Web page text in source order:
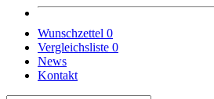
Wunschzettel 0
Vergleichsliste 0
News
Kontakt